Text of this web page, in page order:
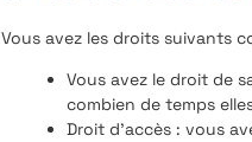
Vous avez les droits suivants
Vous avez le droit de
combien de temps
Droit d’accès : vous